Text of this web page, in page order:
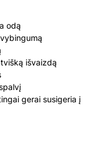
odą
išvaizdą
gerai susigeria į